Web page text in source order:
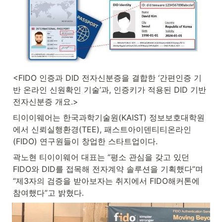
<FIDO 인증과 DID 전자신분증을 결합한 ‘간편인증 기
반 온라인 신원확인 기술’과, 인증키가 적용된 DID 기반
전자신분증 개요.>
티이이웨어는 한국과학기술원(KAIST) 정보보호대학원
에서 신뢰실행환경(TEE), 패스트아이덴티티온라인
(FIDO) 연구원들이 창업한 스타트업이다.
곽노현 티이이웨어 대표는 “평소 관심을 갖고 있던
FIDO와 DID를 접목해 전자계약 솔루션을 기획했다”며
“제3자의 검증을 받아보자는 취지에서 FIDO해커톤에
참여했다”고 밝혔다.